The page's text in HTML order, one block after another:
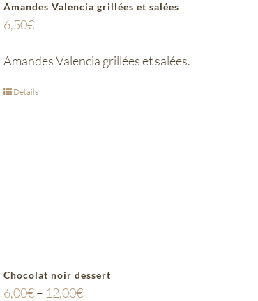
Amandes Valencia grillées et salées
6,50€
Amandes Valencia grillées et salées.
Détails
Chocolat noir dessert
6,00€– 12,00€